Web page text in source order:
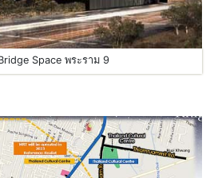
Space พระราม 9